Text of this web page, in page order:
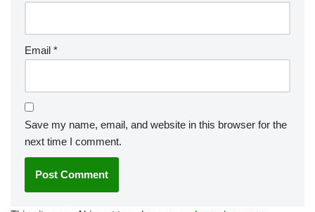
Email *
Save my name, email, and website in this browser for the
next time I comment.